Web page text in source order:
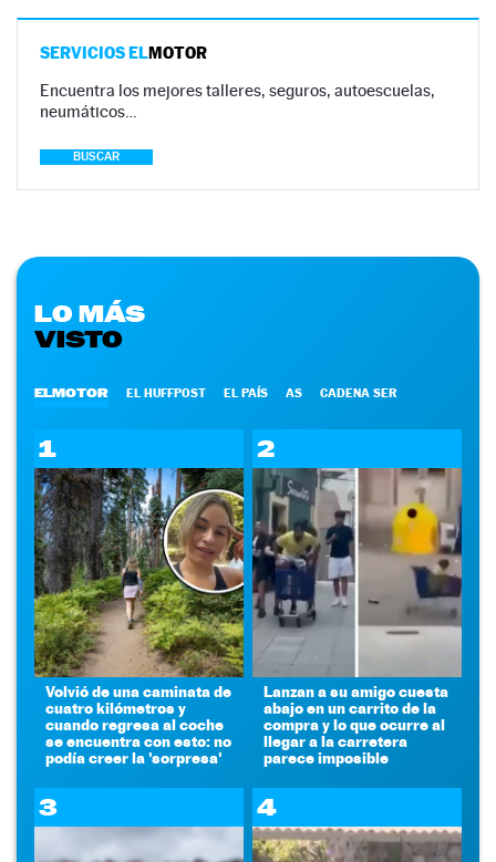
SERVICIOS ELMOTOR
Encuentra los mejores talleres, seguros, autoescuelas,
neumáticos…
BUSCAR
LO MÁS
VISTO
ELMOTOR EL HUFFPOST EL PAÍS AS CADENA SER
1
Volvió de una caminata de
cuatro kilómetros y
cuando regresa al coche
se encuentra con esto: no
podía creer la 'sorpresa'
2
Lanzan a su amigo cuesta
abajo en un carrito de la
compra y lo que ocurre al
llegar a la carretera
parece imposible
3 4